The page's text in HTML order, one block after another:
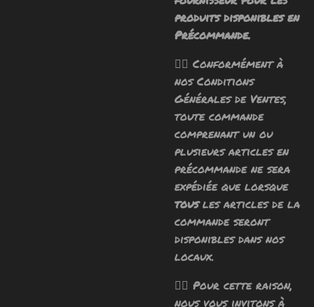
produits disponibles en
Précommande.
🧙‍♂️ Conformément à
nos Conditions
Générales de Ventes,
toute commande
comprenant un ou
plusieurs articles en
précommande ne sera
expédiée que lorsque
tousles articles de la
commande seront
disponibles dans nos
locaux.
🧙‍♂️ Pour cette raison,
nous vous invitons à